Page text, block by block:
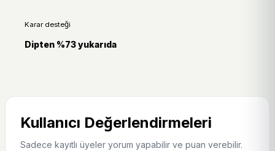
ve doğrulanmış teklifler birlikte değerlendirilir.
ml Cam Şişe arama sonuçları,güncel fırsatlar
kampanya listesiaynı alışveriş niyetini farklı açılardan
Karar desteği
Dipten %73 yukarıda
Kullanıcı Değerlendirmeleri
Sadece kayıtlı üyeler yorum yapabilir ve puan verebilir.